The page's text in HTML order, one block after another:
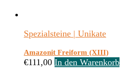
Spezialsteine | Unikate
Amazonit Freiform (XIII)
€111,00 In den Warenkorb